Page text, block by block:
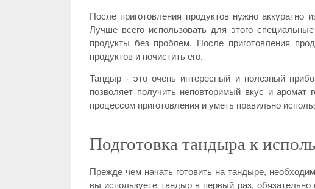
После приготовления продуктов нужно
Лучше всего использовать для этого
продукты без проблем. После приготовления
продуктов и почистить его.
Тандыр - это очень интересный и полезный
позволяет получить неповторимый вкус и аромат
процессом приготовления и уметь правильно
Подготовка тандыра к
Прежде чем начать готовить на тандыре,
вы используете тандыр в первый раз,